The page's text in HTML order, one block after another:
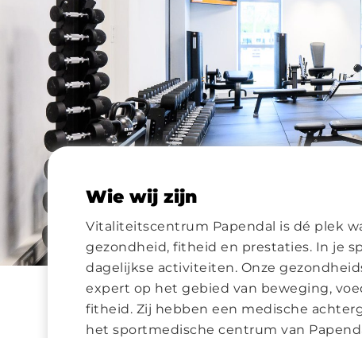
Wie wij zijn
Vitaliteitscentrum Papendal is dé plek
gezondheid, fitheid en prestaties. In je
dagelijkse activiteiten. Onze
expert op het gebied van beweging,
fitheid. Zij hebben een medische
het sportmedische centrum van